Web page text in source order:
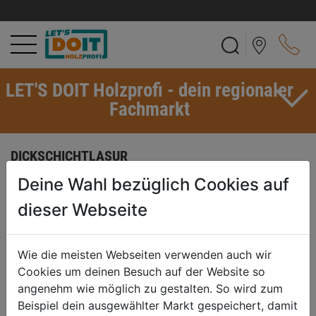
LET'S DOIT Holzprofi - dein regionaler
Fachmarkt
DICKSCHICHTLASUR
Wie die Dünnschichtlasur ist diese ein offenporiges,
durchscheinendes oder durchsichtiges Anstrichmittel, jedoch mit
sehr hohem Bindemittelgehalt und einem Festkörperanteil von über
dass beim Auftragen die Maserung des Holzes erhalten bleibt. Die
Lasur bildet auf der Holzoberfläche nach der Trocknung einen
wahrnehmbaren Film. Das Holz kann über längere Zeit keine
Deine Wahl bezüglich Cookies auf
dieser Webseite
Wie die meisten Webseiten verwenden auch wir
Cookies um deinen Besuch auf der Website so
angenehm wie möglich zu gestalten. So wird zum
Beispiel dein ausgewählter Markt gespeichert, damit